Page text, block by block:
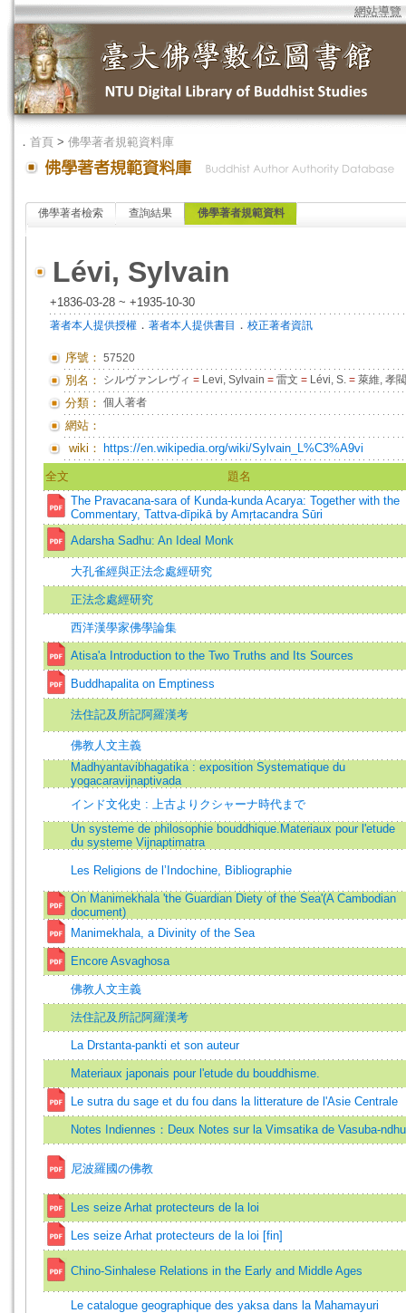
網站導覽
． 首頁 > 佛學著者規範資料庫
佛學著者檢索 查詢結果 佛學著者規範資料
Lévi, Sylvain
+1836-03-28 ~ +1935-10-30
著者本人提供授權 ． 著者本人提供書目 ． 校正著者資訊
序號： 57520
別名： シルヴァンレヴィ = Levi, Sylvain = 雷文 = Lévi, S. = 萊維, 孝
分類： 個人著者
網站：
wiki：
https://en.wikipedia.org/wiki/Sylvain_L%C3%A9vi
全文
題名
The Pravacana-sara of Kunda-kunda Acarya: Together with the
Commentary, Tattva-dīpikā by Amŗtacandra Sūri
Adarsha Sadhu: An Ideal Monk
大孔雀經與正法念處經研究
正法念處經研究
西洋漢學家佛學論集
Atisa'a Introduction to the Two Truths and Its Sources
Buddhapalita on Emptiness
法住記及所記阿羅漢考
佛教人文主義
Madhyantavibhagatika : exposition Systematique du
yogacaravijnaptivada
インド文化史 : 上古よりクシャーナ時代まで
Un systeme de philosophie bouddhique.Materiaux pour l'etude
du systeme Vijnaptimatra
Les Religions de l’Indochine, Bibliographie
On Manimekhala 'the Guardian Diety of the Sea'(A Cambodian
document)
Manimekhala, a Divinity of the Sea
Encore Asvaghosa
佛教人文主義
法住記及所記阿羅漢考
La Drstanta-pankti et son auteur
Materiaux japonais pour l'etude du bouddhisme.
Le sutra du sage et du fou dans la litterature de l'Asie Centrale
Notes Indiennes：Deux Notes sur la Vimsatika de Vasuba-ndhu
尼波羅國の佛教
Les seize Arhat protecteurs de la loi
Les seize Arhat protecteurs de la loi [fin]
Chino-Sinhalese Relations in the Early and Middle Ages
Le catalogue geographique des yaksa dans la Mahamayuri